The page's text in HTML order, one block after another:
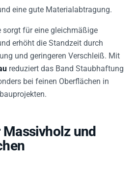
eine gute Materialabtragung.
sorgt für eine gleichmäßige
erhöht die Standzeit durch
und geringeren Verschleiß. Mit
reduziert das Band Staubhaftung
bei feinen Oberflächen in
und